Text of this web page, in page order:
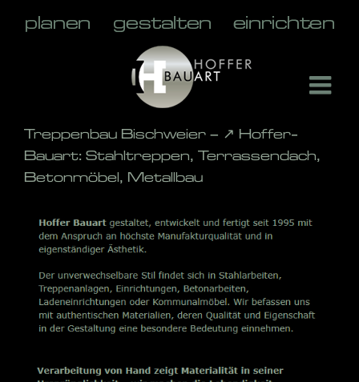
Treppenbau Bischweier – ↗️ Hoffer-
Bauart: Stahltreppen, Terrassendach,
Betonmöbel, Metallbau